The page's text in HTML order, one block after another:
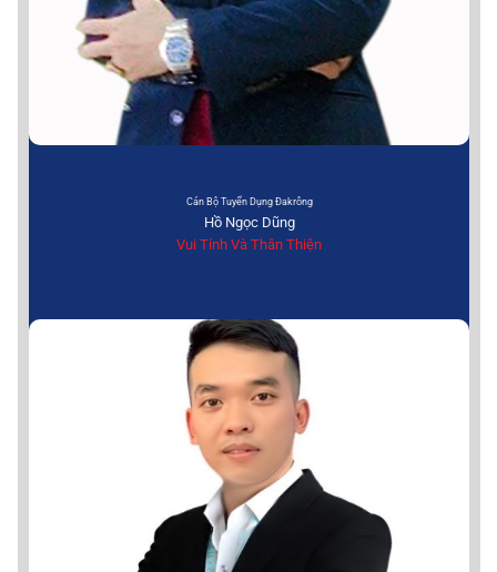
Cán Bộ Tuyển Dụng Đakrông
Hồ Ngọc Dũng
Vui Tính Và Thân Thiện